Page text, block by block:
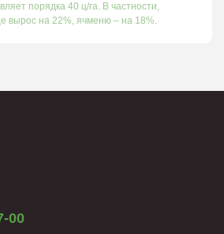
порядка 40 ц/га. В частности,
вырос на 22%, ячменю – на 18%.
00